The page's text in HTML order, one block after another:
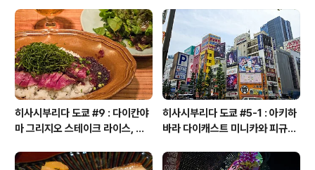
히사시부리다 도쿄 #9 : 다이칸야
마 그리지오 스테이크 라이스, 후
트 1/6 베어브릭, 사쿠라 스테이지
히사시부리다 도쿄 #5-1 : 아키하
바라 다이캐스트 미니카와 피규어
비샵, 스루가야 하비관, 갤러리 타